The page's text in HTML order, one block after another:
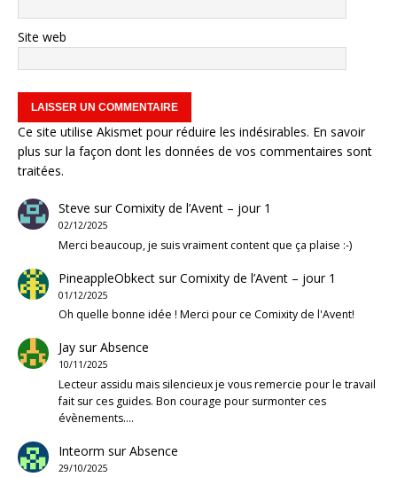
Site web
Ce site utilise Akismet pour réduire les indésirables. En savoir
plus sur la façon dont les données de vos commentaires sont
traitées.
Steve surComixity de l’Avent – jour 1
02/12/2025
Merci beaucoup, je suis vraiment content que ça plaise :-)
PineappleObkectsurComixity de l’Avent – jour 1
01/12/2025
Oh quelle bonne idée ! Merci pour ce Comixity de l'Avent!
JaysurAbsence
10/11/2025
Lecteur assidu mais silencieux je vous remercie pour le travail
fait sur ces guides. Bon courage pour surmonter ces
évènements.…
Inteorm surAbsence
29/10/2025